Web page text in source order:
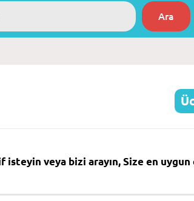
isteyin veya bizi arayın, Size en